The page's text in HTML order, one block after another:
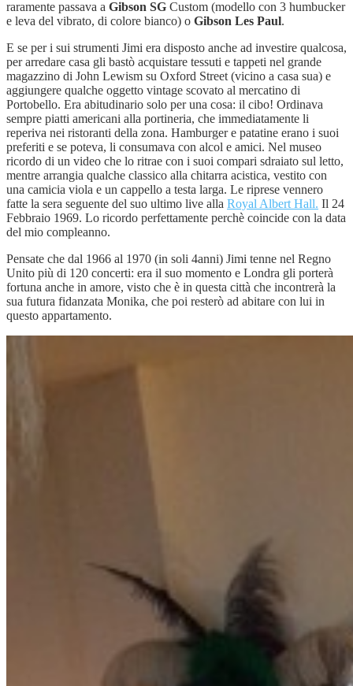
raramente passava a Gibson SG Custom (modello con 3 humbucker
e leva del vibrato, di colore bianco) o Gibson Les Paul.
E se per i sui strumenti Jimi era disposto anche ad investire qualcosa,
per arredare casa gli bastò acquistare tessuti e tappeti nel grande
magazzino di John Lewism su Oxford Street (vicino a casa sua) e
aggiungere qualche oggetto vintage scovato al mercatino di
Portobello. Era abitudinario solo per una cosa: il cibo! Ordinava
sempre piatti americani alla portineria, che immediatamente li
reperiva nei ristoranti della zona. Hamburger e patatine erano i suoi
preferiti e se poteva, li consumava con alcol e amici. Nel museo
ricordo di un video che lo ritrae con i suoi compari sdraiato sul letto,
mentre arrangia qualche classico alla chitarra acistica, vestito con
una camicia viola e un cappello a testa larga. Le riprese vennero
fatte la sera seguente del suo ultimo live alla Royal Albert Hall. Il 24
Febbraio 1969. Lo ricordo perfettamente perchè coincide con la data
del mio compleanno.
Pensate che dal 1966 al 1970 (in soli 4anni) Jimi tenne nel Regno
Unito più di 120 concerti: era il suo momento e Londra gli porterà
fortuna anche in amore, visto che è in questa città che incontrerà la
sua futura fidanzata Monika, che poi resterò ad abitare con lui in
questo appartamento.